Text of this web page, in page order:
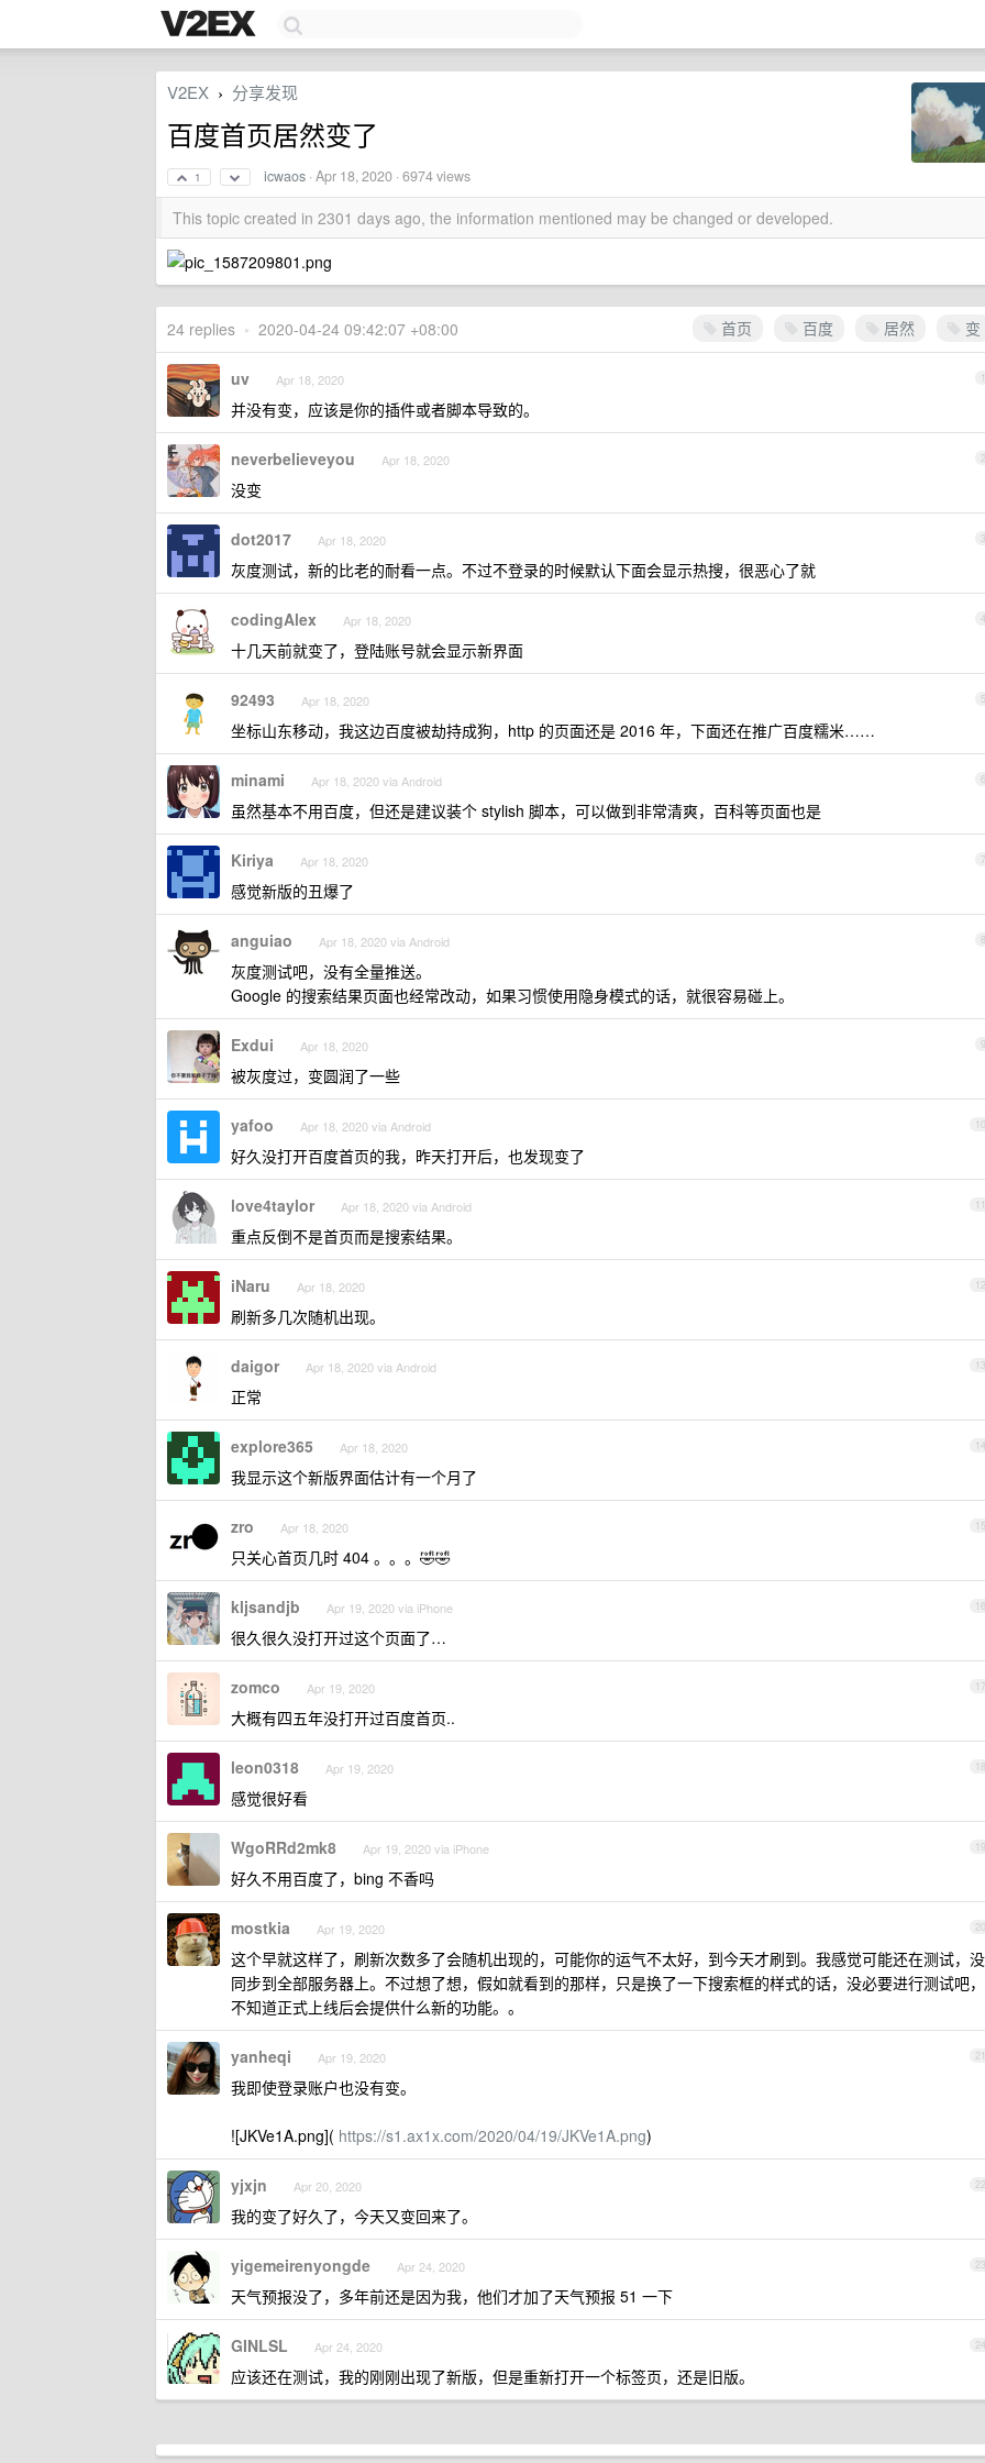
V2EX › 分享发现
百度首页居然变了
1 icwaos ·Apr 18, 2020 · 6974 views
This topic created in 2301 days ago, the information mentioned may be changed or developed.
首页 百度 居然 变
24 replies • 2020-04-24 09:42:07 +08:00
1
uv Apr 18, 2020
并没有变，应该是你的插件或者脚本导致的。
2
neverbelieveyou Apr 18, 2020
没变
3
dot2017 Apr 18, 2020
灰度测试，新的比老的耐看一点。不过不登录的时候默认下面会显示热搜，很恶心了就
4
codingAlex Apr 18, 2020
十几天前就变了，登陆账号就会显示新界面
5
92493 Apr 18, 2020
坐标山东移动，我这边百度被劫持成狗，http 的页面还是 2016 年，下面还在推广百度糯米……
6
minami Apr 18, 2020 via Android
虽然基本不用百度，但还是建议装个 stylish 脚本，可以做到非常清爽，百科等页面也是
7
Kiriya Apr 18, 2020
感觉新版的丑爆了
8
anguiao Apr 18, 2020 via Android
灰度测试吧，没有全量推送。
Google 的搜索结果页面也经常改动，如果习惯使用隐身模式的话，就很容易碰上。
9
Exdui Apr 18, 2020
被灰度过，变圆润了一些
10
yafoo Apr 18, 2020 via Android
好久没打开百度首页的我，昨天打开后，也发现变了
11
love4taylor Apr 18, 2020 via Android
重点反倒不是首页而是搜索结果。
12
iNaru Apr 18, 2020
刷新多几次随机出现。
13
daigor Apr 18, 2020 via Android
正常
14
explore365 Apr 18, 2020
我显示这个新版界面估计有一个月了
15
zro Apr 18, 2020
只关心首页几时 404 。。。🤣🤣
16
kljsandjb Apr 19, 2020 via iPhone
很久很久没打开过这个页面了…
17
zomco Apr 19, 2020
大概有四五年没打开过百度首页..
18
leon0318 Apr 19, 2020
感觉很好看
19
WgoRRd2mk8 Apr 19, 2020 via iPhone
好久不用百度了，bing 不香吗
20
mostkia Apr 19, 2020
这个早就这样了，刷新次数多了会随机出现的，可能你的运气不太好，到今天才刷到。我感觉可能还在测试，没
同步到全部服务器上。不过想了想，假如就看到的那样，只是换了一下搜索框的样式的话，没必要进行测试吧，
不知道正式上线后会提供什么新的功能。。
21
yanheqi Apr 19, 2020
我即使登录账户也没有变。
![JKVe1A.png]( https://s1.ax1x.com/2020/04/19/JKVe1A.png)
22
yjxjn Apr 20, 2020
我的变了好久了，今天又变回来了。
23
yigemeirenyongde Apr 24, 2020
天气预报没了，多年前还是因为我，他们才加了天气预报 51 一下
24
GINLSL Apr 24, 2020
应该还在测试，我的刚刚出现了新版，但是重新打开一个标签页，还是旧版。